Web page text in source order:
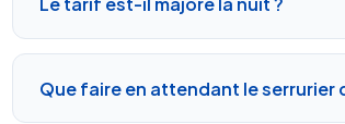
Que faire en attendant le serrurier